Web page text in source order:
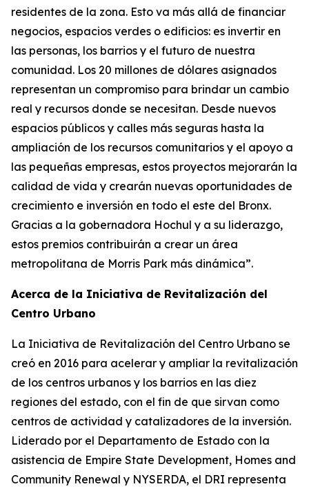
residentes de la zona. Esto va más allá de financiar
negocios, espacios verdes o edificios: es invertir en
las personas, los barrios y el futuro de nuestra
comunidad. Los 20 millones de dólares asignados
representan un compromiso para brindar un cambio
real y recursos donde se necesitan. Desde nuevos
espacios públicos y calles más seguras hasta la
ampliación de los recursos comunitarios y el apoyo a
las pequeñas empresas, estos proyectos mejorarán la
calidad de vida y crearán nuevas oportunidades de
crecimiento e inversión en todo el este del Bronx.
Gracias a la gobernadora Hochul y a su liderazgo,
estos premios contribuirán a crear un área
metropolitana de Morris Park más dinámica”.
Acerca de la Iniciativa de Revitalización del
Centro Urbano
La Iniciativa de Revitalización del Centro Urbano se
creó en 2016 para acelerar y ampliar la revitalización
de los centros urbanos y los barrios en las diez
regiones del estado, con el fin de que sirvan como
centros de actividad y catalizadores de la inversión.
Liderado por el Departamento de Estado con la
asistencia de Empire State Development, Homes and
Community Renewal y NYSERDA, el DRI representa